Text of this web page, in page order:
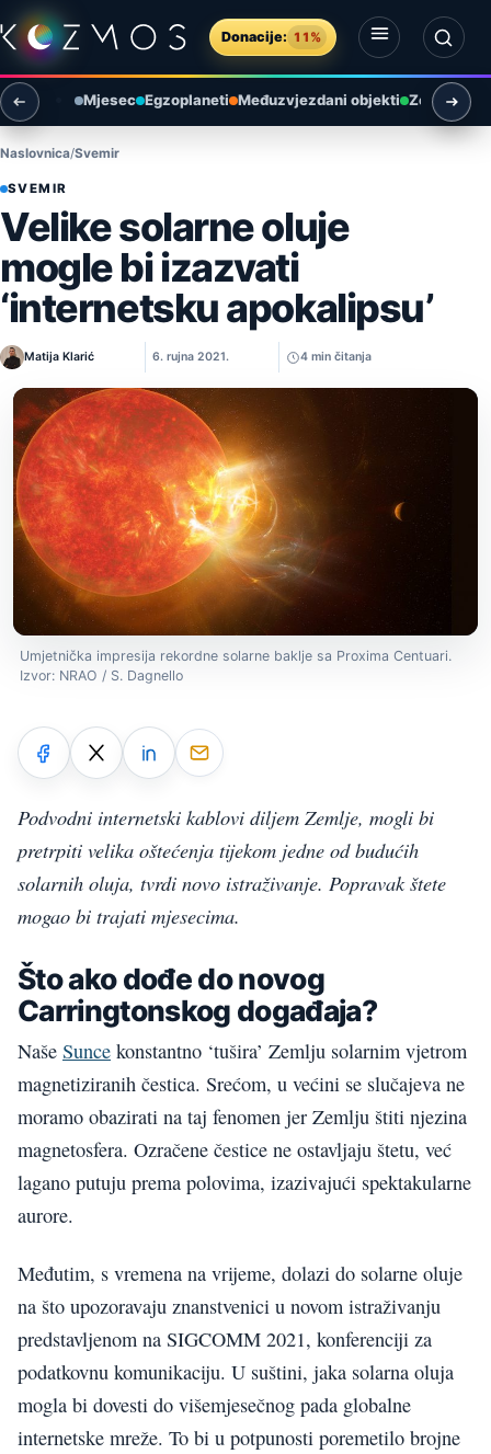
Preskoči na sadržaj
Donacije: 11%
Otvori izbornik
Otvori pretragu
Mjesec Egzoplaneti Međuzvjezdani objekti Zemlja i
Naslovnica Svemir
SVEMIR
Velike solarne oluje
mogle bi izazvati
‘internetsku apokalipsu’
Matija Klarić 6. rujna 2021. 4 min čitanja
Umjetnička impresija rekordne solarne baklje sa Proxima Centuari.
Izvor: NRAO / S. Dagnello
Podvodni internetski kablovi diljem Zemlje, mogli bi
pretrpiti velika oštećenja tijekom jedne od budućih
solarnih oluja, tvrdi novo istraživanje. Popravak štete
mogao bi trajati mjesecima.
Što ako dođe do novog
Carringtonskog događaja?
Naše Sunce konstantno ‘tušira’ Zemlju solarnim vjetrom
magnetiziranih čestica. Srećom, u većini se slučajeva ne
moramo obazirati na taj fenomen jer Zemlju štiti njezina
magnetosfera. Ozračene čestice ne ostavljaju štetu, već
lagano putuju prema polovima, izazivajući spektakularne
aurore.
Međutim, s vremena na vrijeme, dolazi do solarne oluje
na što upozoravaju znanstvenici u novom istraživanju
predstavljenom na SIGCOMM 2021, konferenciji za
podatkovnu komunikaciju. U suštini, jaka solarna oluja
mogla bi dovesti do višemjesečnog pada globalne
internetske mreže. To bi u potpunosti poremetilo brojne